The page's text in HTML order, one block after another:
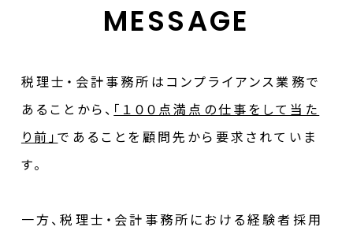
MESSAGE
税理士・会計事務所はコンプライアンス業務で
あることから、 「１００点満点の仕事をして当た
り前」であることを顧問先から要求されていま
す。
一方、税理士・会計事務所における経験者採用